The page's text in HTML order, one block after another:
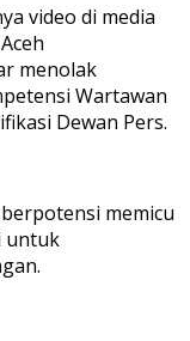
video di media
menolak
Wartawan
Dewan Pers.
memicu
untuk